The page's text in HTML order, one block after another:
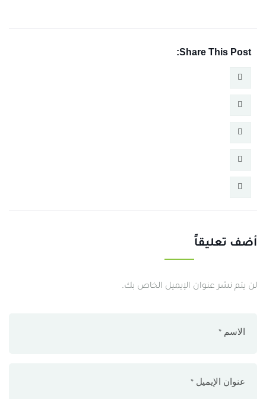
Share This Post:
أضف تعليقاً
لن يتم نشر عنوان الإيميل الخاص بك.